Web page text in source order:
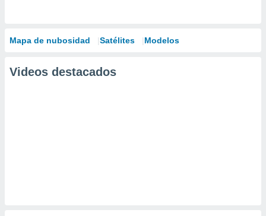
Mapa de nubosidad Satélites Modelos
Videos destacados